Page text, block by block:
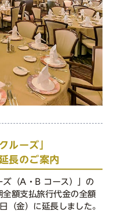
ルーズ」
長のご案内
（A・B コース）」の
額支払旅行代金の全額
金）に延長しました。